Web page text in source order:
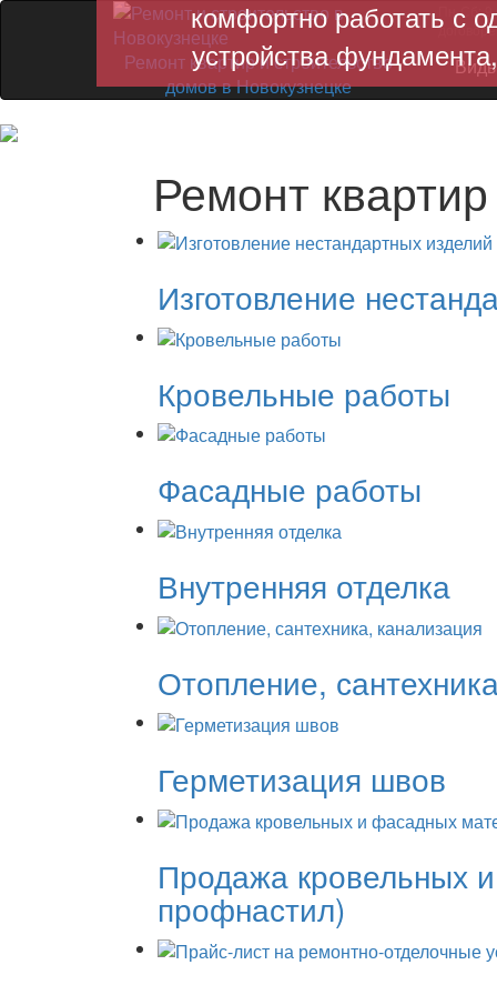
Ремонт квартир и строительство
домов в Новокузнецке
Пн-Сб:
комфортно работать с
устройства
Ремонт
Изготовление
Кровельные работы
Фасадные работы
Внутренняя отделка
Отопление,
Герметизация швов
Продажа кровельных
профнастил)